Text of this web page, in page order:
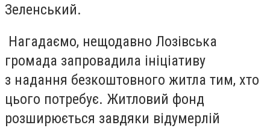
Зеленський.
Нагадаємо, нещодавно Лозівська
громада запровадила ініціативу
з надання безкоштовного житла тим, хто
цього потребує. Житловий фонд
розширюється завдяки відумерлій